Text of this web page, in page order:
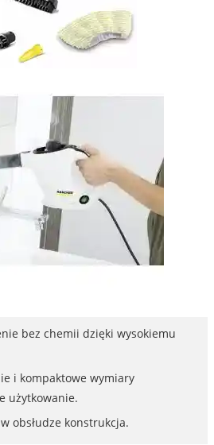
bez chemii dzięki wysokiemu
i kompaktowe wymiary
użytkowanie.
obsłudze konstrukcja.